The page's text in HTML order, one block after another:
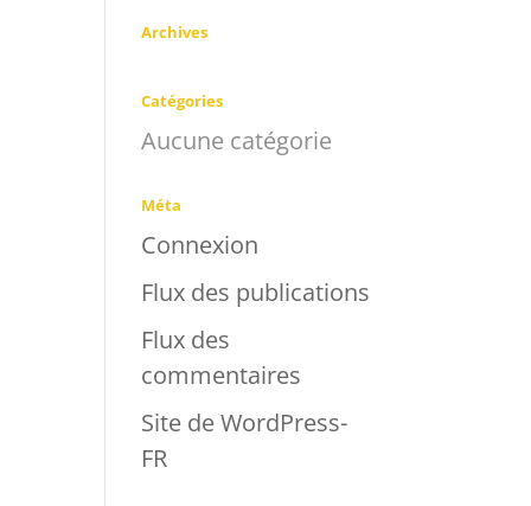
Archives
Catégories
Aucune catégorie
Méta
Connexion
Flux des publications
Flux des
commentaires
Site de WordPress-
FR